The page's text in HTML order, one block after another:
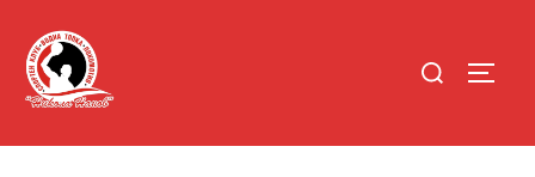
content
Search
for: